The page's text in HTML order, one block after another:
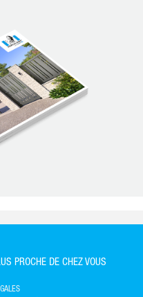
PROCHE DE CHEZ VOUS